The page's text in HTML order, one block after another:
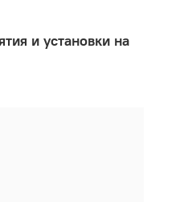
и установки на